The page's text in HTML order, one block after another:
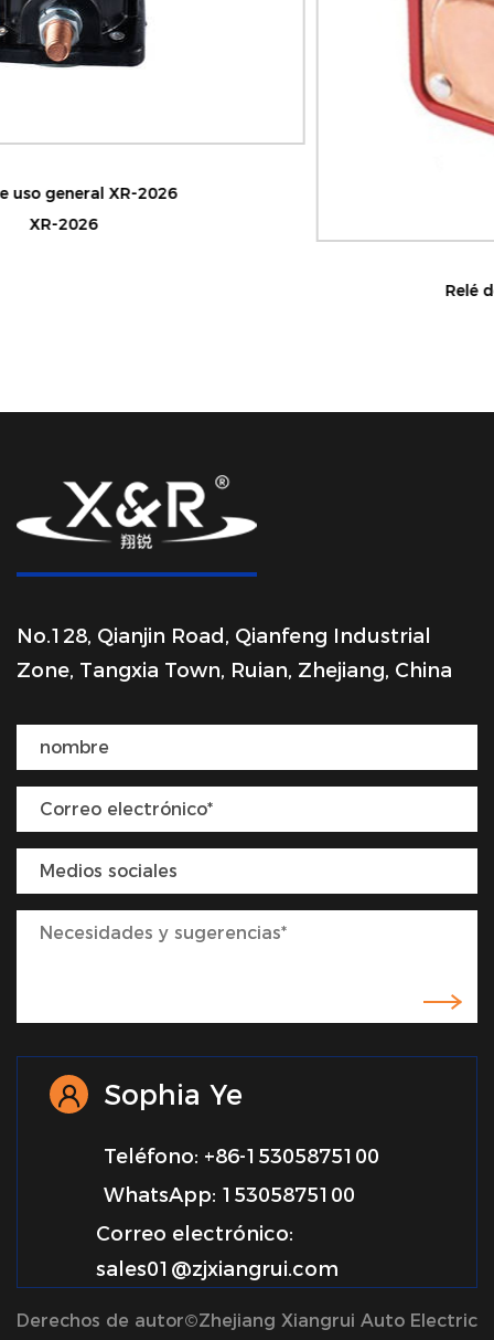
No.128, Qianjin Road, Qianfeng Industrial
Zone, Tangxia Town, Ruian, Zhejiang, China
Sophia Ye
Teléfono: +86-15305875100
WhatsApp: 15305875100
Correo electrónico:
sales01@zjxiangrui.com
Derechos de autor©Zhejiang Xiangrui Auto Electric